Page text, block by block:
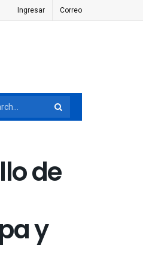
Ingresar Correo
de
y